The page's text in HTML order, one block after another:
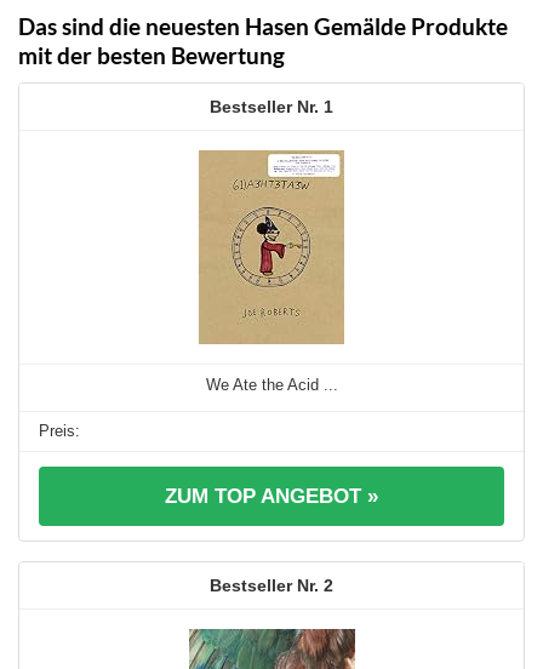
Das sind die neuesten Hasen Gemälde Produkte
mit der besten Bewertung
1
We Ate the Acid ...
ZUM TOP ANGEBOT »
2